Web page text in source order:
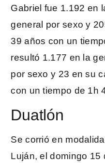
Gabriel fue 1.192 en
general por sexo y
39 años con un
resultó 1.177 en la
por sexo y 23 en su
con un tiempo de 1h
Duatlón
Se corrió en
Luján, el domingo 15